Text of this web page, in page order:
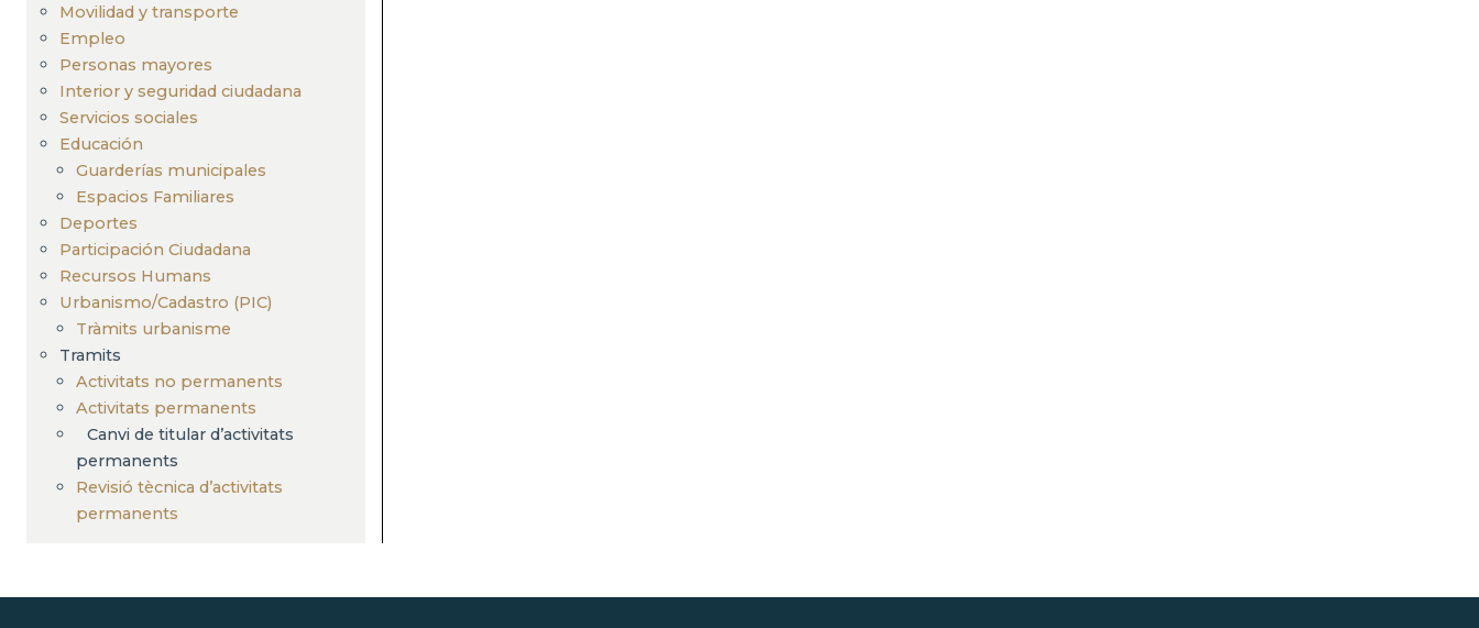
Movilidad y transporte
Empleo
Personas mayores
Interior y seguridad ciudadana
Servicios sociales
Educación
Guarderías municipales
Espacios Familiares
Deportes
Participación Ciudadana
Recursos Humans
Urbanismo/Cadastro (PIC)
Tràmits urbanisme
Tramits
Activitats no permanents
Activitats permanents
Canvi de titular d’activitats
permanents
Revisió tècnica d’activitats
permanents